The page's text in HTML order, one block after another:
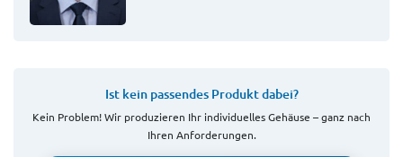
Ist kein passendes Produkt dabei?
Kein Problem! Wir produzieren Ihr individuelles Gehäuse – ganz nach
Ihren Anforderungen.